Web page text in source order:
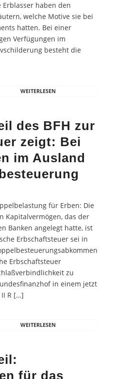
Erblasser haben den
welche Motive sie bei
hatten. Bei einer
Verfügungen im
besteht die
WEITERLESEN
des BFH zur
zeigt: Bei
im Ausland
für Erben: Die
Kapitalvermögen, das der
Banken angelegt hatte, ist
Erbschaftsteuer sei in
Erbschaftsteuer
zu
in einem jetzt
R […]
WEITERLESEN
für das